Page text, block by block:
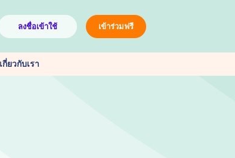
ลงชื่อเข้าใช้ เข้าร่วมฟรี
เกี่ยวกับเรา